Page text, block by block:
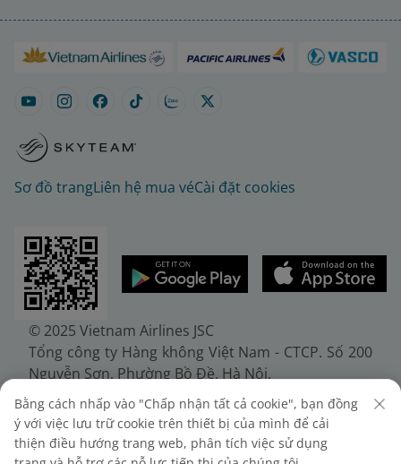
Sơ đồ trangLiên hệ mua véCài đặt cookies
© 2025 Vietnam Airlines JSC
Tổng công ty Hàng không Việt Nam - CTCP. Số 200
Nguyễn Sơn, Phường Bồ Đề, Hà Nội.
Điện thoại: (+84-24) 38272289. Fax: (+84-24)
38722375
Giấy chứng nhận đăng ký doanh nghiệp, mã số
doanh nghiệp 0100107518, đăng ký lần đầu ngày
Bằng cách nhấp vào "Chấp nhận tất cả cookie", bạn đồng
ý với việc lưu trữ cookie trên thiết bị của mình để cải
thiện điều hướng trang web, phân tích việc sử dụng